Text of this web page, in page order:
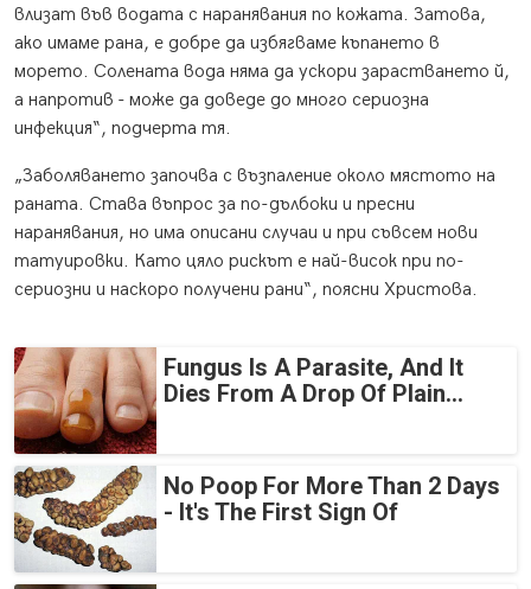
влизат във водата с наранявания по кожата. Затова,
ако имаме рана, е добре да избягваме къпането в
морето. Солената вода няма да ускори зарастването й,
а напротив - може да доведе до много сериозна
инфекция“, подчерта тя.
„Заболяването започва с възпаление около мястото на
раната. Става въпрос за по-дълбоки и пресни
наранявания, но има описани случаи и при съвсем нови
татуировки. Като цяло рискът е най-висок при по-
сериозни и наскоро получени рани“, поясни Христова.
Fungus Is A Parasite, And It
Dies From A Drop Of Plain...
No Poop For More Than 2 Days
- It's The First Sign Of